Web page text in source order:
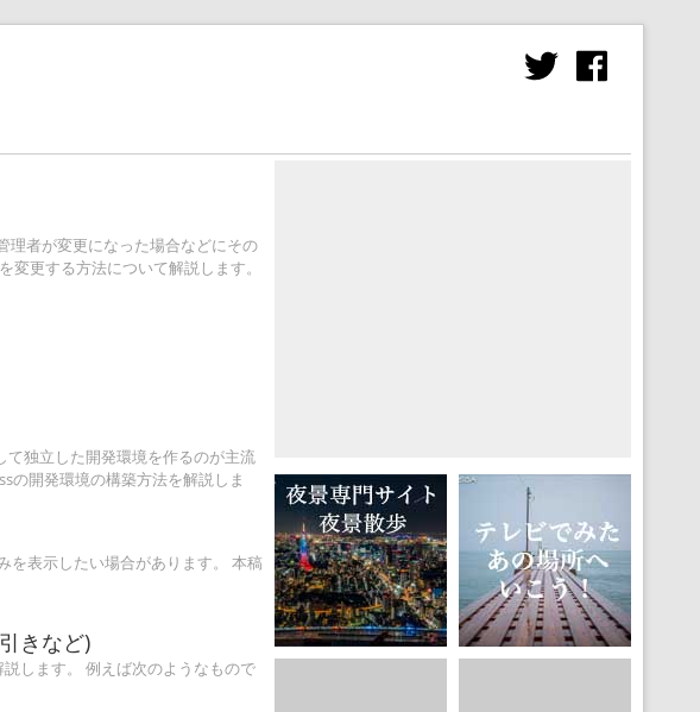
理者が変更になった場合などにその
更する方法について解説します。
独立した開発環境を作るのが主流
の開発環境の構築方法を解説しま
を表示したい場合があります。 本稿
きなど)
します。 例えば次のようなもので